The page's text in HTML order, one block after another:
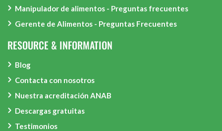
Manipulador de alimentos - Preguntas frecuentes
Gerente de Alimentos - Preguntas Frecuentes
RESOURCE & INFORMATION
Blog
Contacta con nosotros
Nuestra acreditación ANAB
Descargas gratuitas
Testimonios